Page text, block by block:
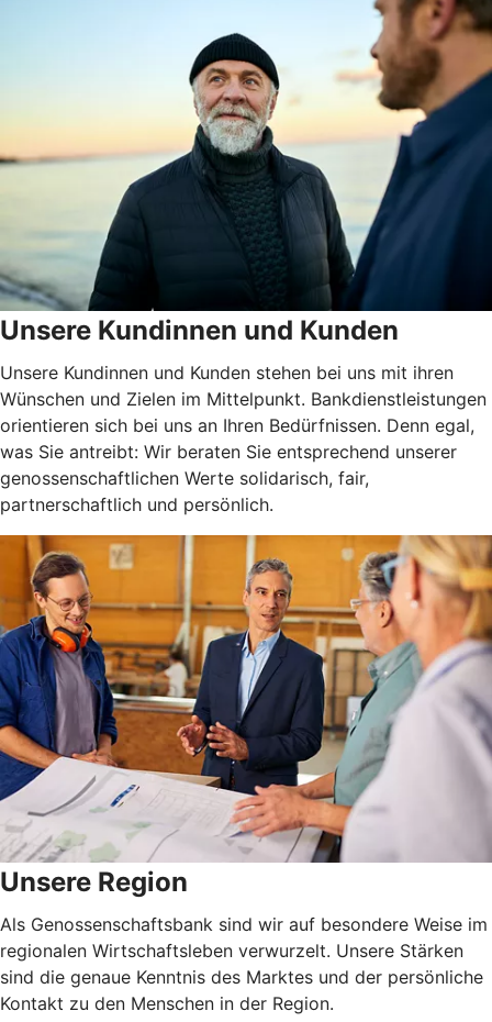
Unsere Kundinnen und Kunden
Unsere Kundinnen und Kunden stehen bei uns mit ihren
Wünschen und Zielen im Mittelpunkt. Bankdienstleistungen
orientieren sich bei uns an Ihren Bedürfnissen. Denn egal,
was Sie antreibt: Wir beraten Sie entsprechend unserer
genossenschaftlichen Werte solidarisch, fair,
partnerschaftlich und persönlich.
Unsere Region
Als Genossenschaftsbank sind wir auf besondere Weise im
regionalen Wirtschaftsleben verwurzelt. Unsere Stärken
sind die genaue Kenntnis des Marktes und der persönliche
Kontakt zu den Menschen in der Region.